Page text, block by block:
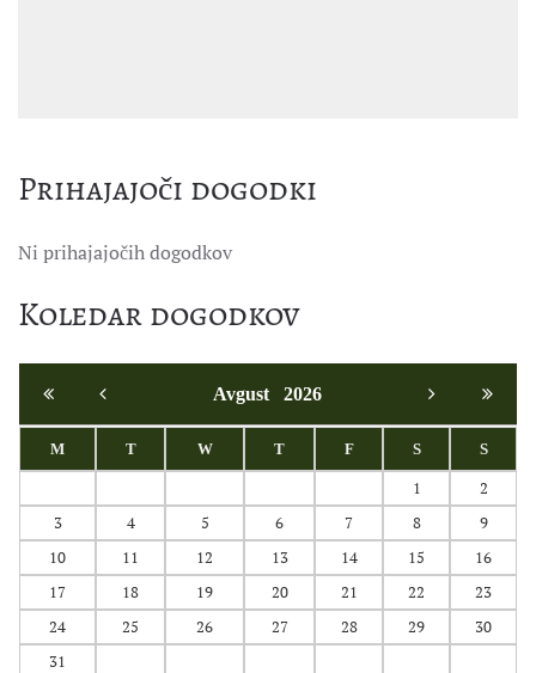
Prihajajoči dogodki
Ni prihajajočih dogodkov
Koledar dogodkov
Avgust 2026
M T W T F S S
1
2
3
4 5 6 7 8
9
10
11 12 13 14 15
16
17
18 19 20 21 22
23
24
25 26 27 28 29
30
31